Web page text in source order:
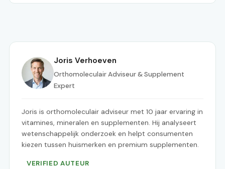
Joris Verhoeven
Orthomoleculair Adviseur & Supplement
Expert
Joris is orthomoleculair adviseur met 10 jaar ervaring in
vitamines, mineralen en supplementen. Hij analyseert
wetenschappelijk onderzoek en helpt consumenten
kiezen tussen huismerken en premium supplementen.
VERIFIED AUTEUR